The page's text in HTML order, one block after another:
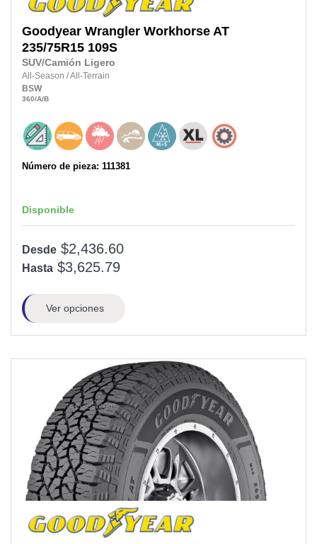
Goodyear Wrangler Workhorse AT
235/75R15 109S
SUV/Camión Ligero
All-Season /All-Terrain
BSW
360/A/B
Número de pieza: 111381
Disponible
Desde $2,436.60
Hasta $3,625.79
Ver opciones